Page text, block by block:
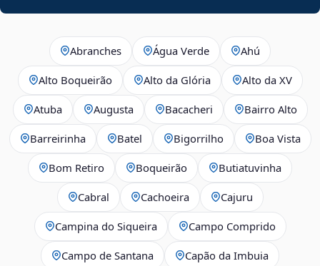
Abranches Água Verde Ahú
Alto Boqueirão Alto da Glória Alto da XV
Atuba Augusta Bacacheri Bairro Alto
Barreirinha Batel Bigorrilho Boa Vista
Bom Retiro Boqueirão Butiatuvinha
Cabral Cachoeira Cajuru
Campina do Siqueira Campo Comprido
Campo de Santana Capão da Imbuia